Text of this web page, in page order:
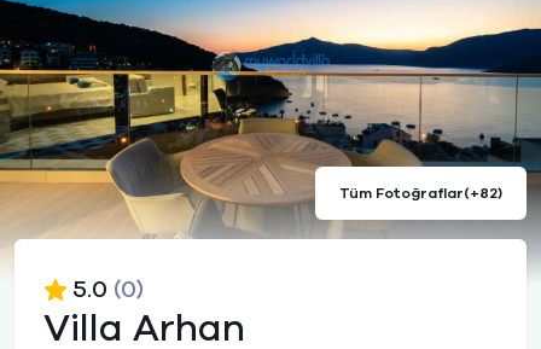
Tüm Fotoğraflar(+82)
Villa Arhan
5.0 (0)